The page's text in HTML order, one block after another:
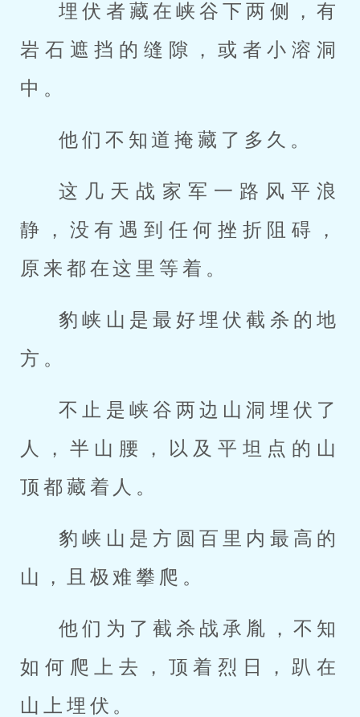
埋伏者藏在峡谷下两侧，有
岩石遮挡的缝隙，或者小溶洞
中。
他们不知道掩藏了多久。
这几天战家军一路风平浪
静，没有遇到任何挫折阻碍，
原来都在这里等着。
豹峡山是最好埋伏截杀的地
方。
不止是峡谷两边山洞埋伏了
人，半山腰，以及平坦点的山
顶都藏着人。
豹峡山是方圆百里内最高的
山，且极难攀爬。
他们为了截杀战承胤，不知
如何爬上去，顶着烈日，趴在
山上埋伏。